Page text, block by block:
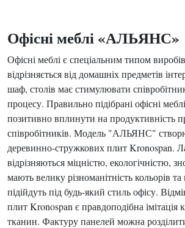
Офісні меблі «АЛЬЯНС»
Офісні меблі є спеціальним типом
відрізняється від домашніх предметів
шаф, столів має стимулювати
процесу. Правильно підібрані офісні
позитивно вплинути на продуктивність
співробітників. Модель "АЛЬЯНС"
деревинно-стружкових плит Kronospan.
відрізняються міцністю, екологічністю,
мають велику різноманітність кольорів та
підійдуть під будь-який стиль офісу.
плит Kronospan є правдоподібна
тканин. Фактуру панелей можна